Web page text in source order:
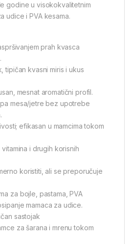
godine u visokokvalitetnim
udice i PVA kesama.
prah kvasca
tipičan kvasni miris i ukus
mesnat aromatični profil.
mesa/jetre bez upotrebe
efikasan u mamcima tokom
i drugih korisnih
koristiti, ali se preporučuje
za bojle, pastama, PVA
mamaca za udice.
sastojak
za šarana i mrenu tokom